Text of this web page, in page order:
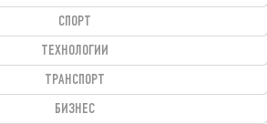
СПОРТ
ТЕХНОЛОГИИ
ТРАНСПОРТ
БИЗНЕС